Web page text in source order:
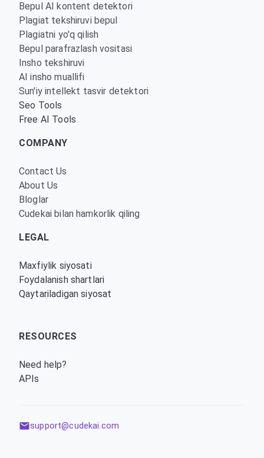
Bepul AI kontent detektori
Plagiat tekshiruvi bepul
Plagiatni yo'q qilish
Bepul parafrazlash vositasi
Insho tekshiruvi
AI insho muallifi
Sun'iy intellekt tasvir detektori
Seo Tools
Free AI Tools
COMPANY
Contact Us
About Us
Bloglar
Cudekai bilan hamkorlik qiling
LEGAL
Maxfiylik siyosati
Foydalanish shartlari
Qaytariladigan siyosat
RESOURCES
Need help?
APIs
support@cudekai.com